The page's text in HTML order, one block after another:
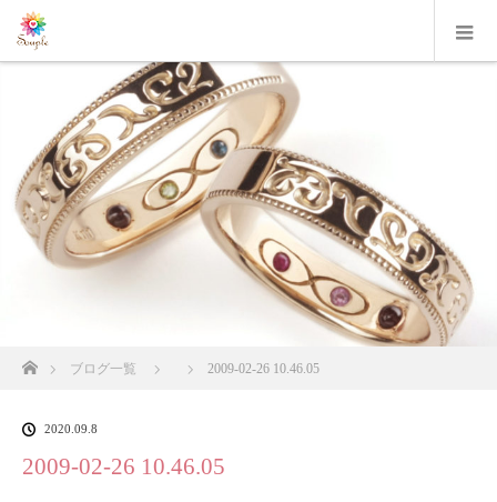
ホームブログ一覧 2009-02-26 10.46.05
2020.09.8
2009-02-26 10.46.05